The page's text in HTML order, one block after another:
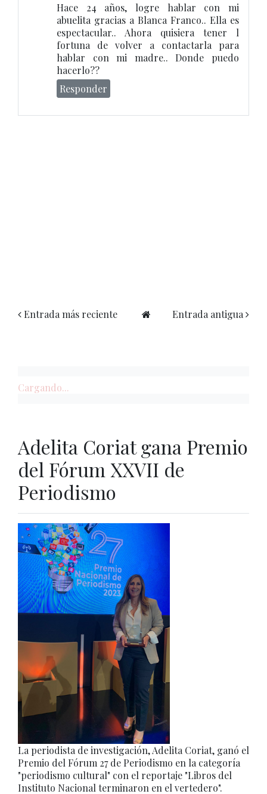
Hace 24 años, logre hablar con mi
abuelita gracias a Blanca Franco.. Ella es
espectacular.. Ahora quisiera tener l
fortuna de volver a contactarla para
hablar con mi madre.. Donde puedo
hacerlo??
Responder
Entrada más reciente Entrada antigua
Cargando...
Adelita Coriat gana Premio
del Fórum XXVII de
Periodismo
La periodista de investigación, Adelita Coriat, ganó el
Premio del Fórum 27 de Periodismo en la categoría
"periodismo cultural" con el reportaje "Libros del
Instituto Nacional terminaron en el vertedero".